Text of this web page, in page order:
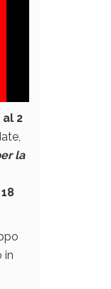
al 2
la
18
in